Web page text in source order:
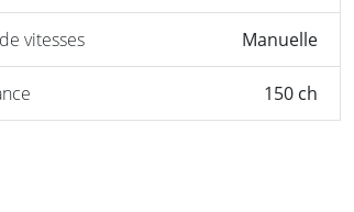
vitesses Manuelle
150 ch